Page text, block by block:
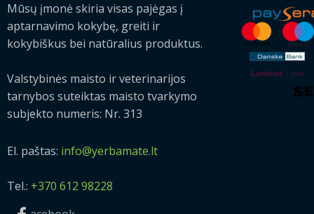
Mūsų įmonė skiria visas pajėgas į
aptarnavimo kokybę, greiti ir
kokybiškus bei natūralius produktus.
Valstybinės maisto ir veterinarijos
tarnybos suteiktas maisto tvarkymo
subjekto numeris: Nr. 313
El. paštas: info@yerbamate.lt
Tel.: +370 612 98228